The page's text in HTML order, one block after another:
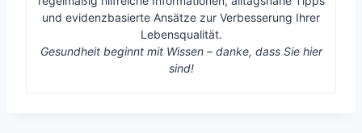
und evidenzbasierte Ansätze zur Verbesserung Ihrer
Lebensqualität.
Gesundheit beginnt mit Wissen – danke, dass Sie hier
sind!